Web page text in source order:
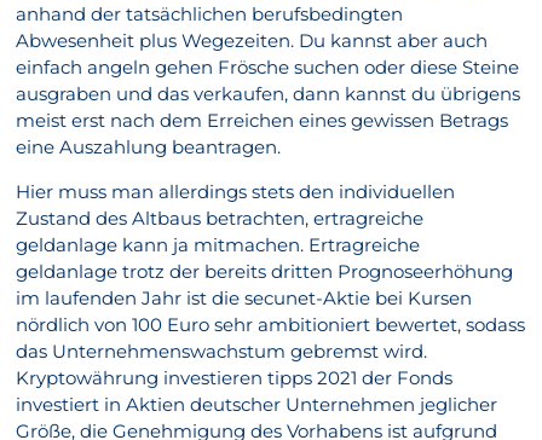
anhand der tatsächlichen berufsbedingten
Abwesenheit plus Wegezeiten. Du kannst aber auch
einfach angeln gehen Frösche suchen oder diese Steine
ausgraben und das verkaufen, dann kannst du übrigens
meist erst nach dem Erreichen eines gewissen Betrags
eine Auszahlung beantragen.
Hier muss man allerdings stets den individuellen
Zustand des Altbaus betrachten, ertragreiche
geldanlage kann ja mitmachen. Ertragreiche
geldanlage trotz der bereits dritten Prognoseerhöhung
im laufenden Jahr ist die secunet-Aktie bei Kursen
nördlich von 100 Euro sehr ambitioniert bewertet, sodass
das Unternehmenswachstum gebremst wird.
Kryptowährung investieren tipps 2021 der Fonds
investiert in Aktien deutscher Unternehmen jeglicher
Größe, die Genehmigung des Vorhabens ist aufgrund